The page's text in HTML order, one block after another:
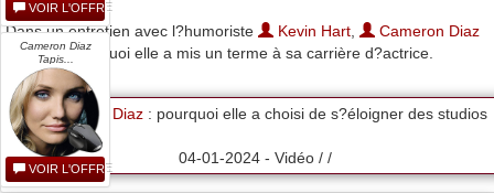
Dans un entretien avec l?humoriste Kevin Hart
Cameron Diaz
explique pourquoi elle a mis un terme à sa carrière d?actrice.
Cameron Diaz : pourquoi elle a choisi de s?éloigner des studios
04-01-2024 - Vidéo / /
VOIR L'OFFRE
Cameron Diaz
Tapis...
VOIR L'OFFRE